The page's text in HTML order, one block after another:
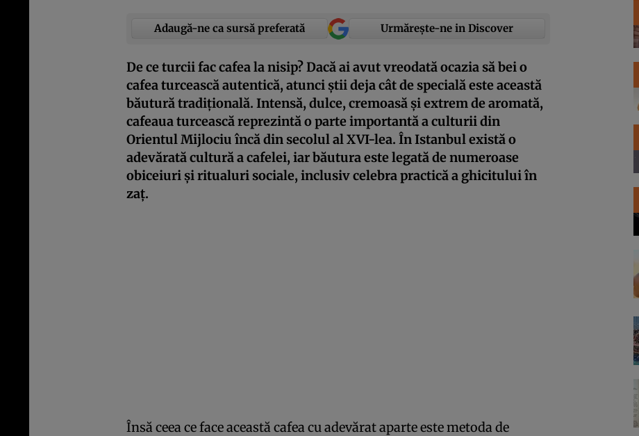
Adaugă-ne ca sursă preferată Urmărește-ne in Discover
De ce turcii fac cafea la nisip? Dacă ai avut vreodată ocazia să bei o
cafea turcească autentică, atunci știi deja cât de specială este această
băutură tradițională. Intensă, dulce, cremoasă și extrem de aromată,
cafeaua turcească reprezintă o parte importantă a culturii din
Orientul Mijlociu încă din secolul al XVI-lea. În Istanbul există o
adevărată cultură a cafelei, iar băutura este legată de numeroase
obiceiuri și ritualuri sociale, inclusiv celebra practică a ghicitului în
zaț.
Însă ceea ce face această cafea cu adevărat aparte este metoda de